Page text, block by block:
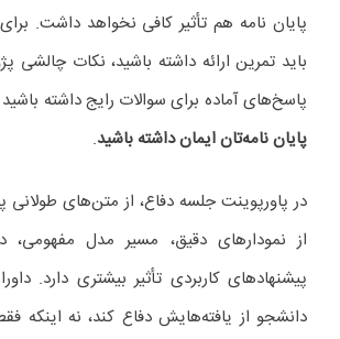
پایان نامه هم تأثیر کافی نخواهد داشت.
باید تمرین ارائه داشته باشید، نکات چالشی
پاسخ‌های آماده برای سوالات رایج داشته
پایان نامه‌تان ایمان داشته باشید.
در پاورپوینت جلسه دفاع، از متن‌های طولانی
از نمودارهای دقیق، مسیر مدل مفهومی،
پیشنهادهای کاربردی تأثیر بیشتری دارد.
دانشجو از یافته‌هایش دفاع کند، نه اینکه